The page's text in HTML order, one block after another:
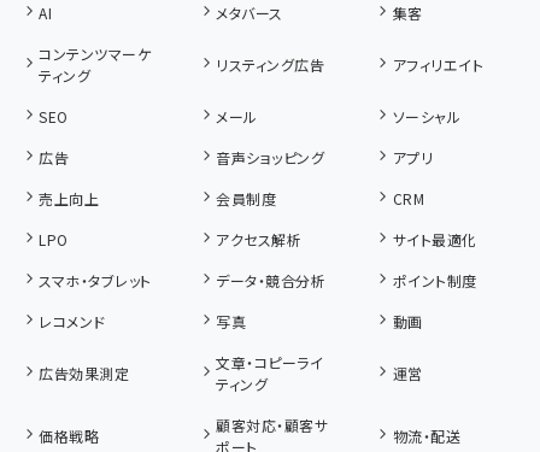
AI
メタバース
集客
コンテンツマーケ
ティング
リスティング広告 アフィリエイト
SEO メール
ソーシャル
広告
音声ショッピング
アプリ
売上向上
会員制度
CRM
LPO
アクセス解析
サイト最適化
スマホ・タブレット
データ・競合分析
ポイント制度
レコメンド
写真 動画
広告効果測定
文章・コピーライ
ティング
運営
価格戦略
顧客対応・顧客サ
ポート
物流・配送